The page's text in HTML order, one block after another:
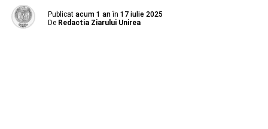
Publicat acum 1 an în 17 iulie 2025
De Redactia Ziarului Unirea